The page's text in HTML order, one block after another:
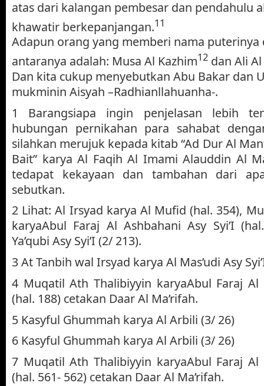
atas dari kalangan pembesar dan pendahulu
khawatir berkepanjangan.11
Adapun orang yang memberi nama puterinya
antaranya adalah: Musa Al Kazhim12 dan Ali
Dan kita cukup menyebutkan Abu Bakar dan
mukminin Aisyah –Radhianllahuanha-.
1 Barangsiapa ingin penjelasan lebih
hubungan pernikahan para sahabat
silahkan merujuk kepada kitab “Ad Dur Al
Bait” karya Al Faqih Al Imami Alauddin Al
tedapat kekayaan dan tambahan dari
sebutkan.
2 Lihat: Al Irsyad karya Al Mufid (hal. 354),
karyaAbul Faraj Al Ashbahani Asy Syi’I
Ya’qubi Asy Syi’I (2/ 213).
3 At Tanbih wal Irsyad karya Al Mas’udi Asy
4 Muqatil Ath Thalibiyyin karyaAbul Faraj Al
(hal. 188) cetakan Daar Al Ma’rifah.
5 Kasyful Ghummah karya Al Arbili (3/ 26)
6 Kasyful Ghummah karya Al Arbili (3/ 26)
7 Muqatil Ath Thalibiyyin karyaAbul Faraj Al
(hal. 561- 562) cetakan Daar Al Ma’rifah.